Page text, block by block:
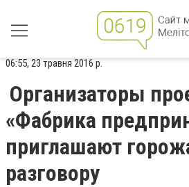
06:55, 23 травня 2016 р.
Организаторы
«Фабрика
приглашают
разговору